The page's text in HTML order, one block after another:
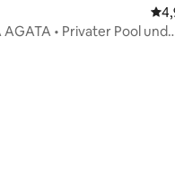
AGATA • Privater Pool und